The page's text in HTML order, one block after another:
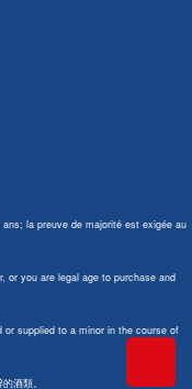
la preuve de majorité est exigée au
or you are legal age to purchase and
supplied to a minor in the course of
酒類。